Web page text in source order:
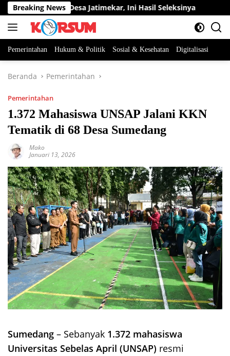
Langsung
ke
konten
Breaking NewsDesa Jatimekar, Ini Hasil Seleksinya
Pemerintahan Hukum & Politik Sosial & Kesehatan Digitalisasi
Beranda Pemerintahan
Pemerintahan
1.372 Mahasiswa UNSAP Jalani KKN
Tematik di 68 Desa Sumedang
Mako
Januari 13, 2026
Sumedang – Sebanyak 1.372 mahasiswa
Universitas Sebelas April (UNSAP) resmi